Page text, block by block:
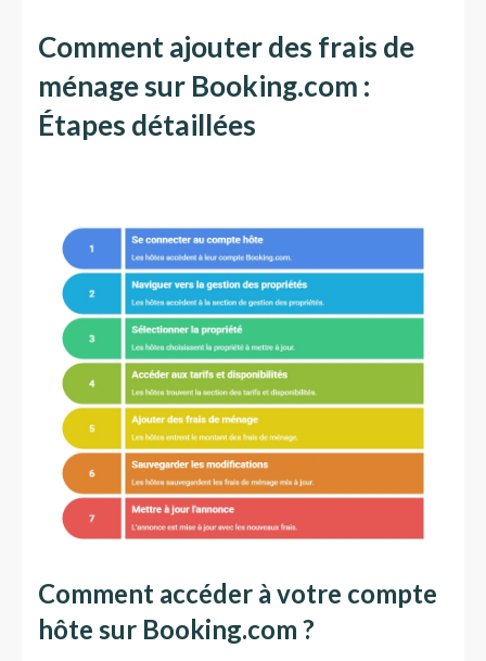
Comment ajouter des frais de
ménage sur Booking.com :
Étapes détaillées
Comment accéder à votre compte
hôte sur Booking.com ?